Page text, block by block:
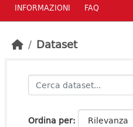
INFORMAZIONI FAQ
Dataset
Ordina per